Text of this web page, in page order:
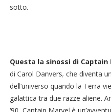
sotto.
Questa la sinossi di Captain
di Carol Danvers, che diventa
dell’universo quando la Terra
galattica tra due razze aliene.